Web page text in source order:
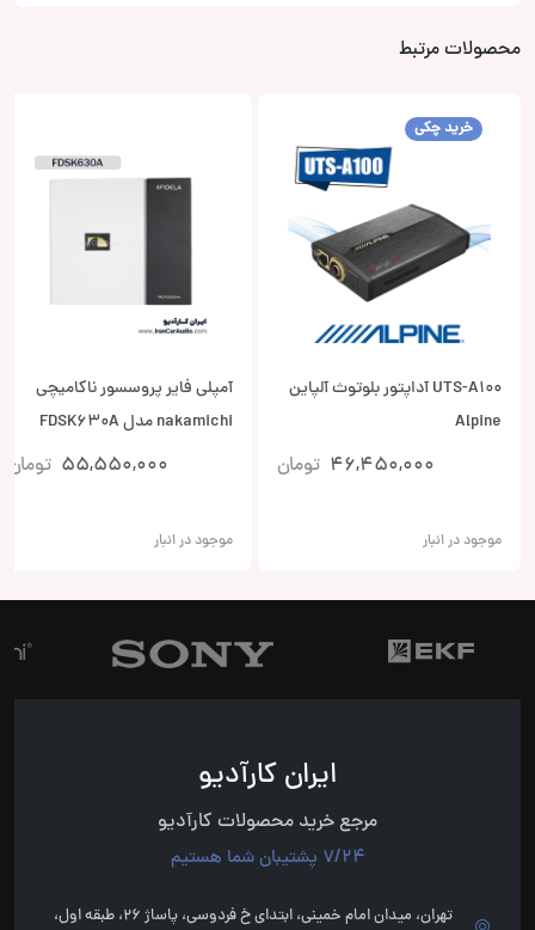
محصولات مرتبط
خرید چکی
UTS-A100 آداپتور بلوتوث آلپاین
Alpine
46,450,000 تومان
موجود در انبار
آمپلی فایر پروسسور ناکامیچی
nakamichi مدل FDSK630A
55,550,000 تومان
موجود در انبار
ایران کارآدیو
مرجع خرید محصولات کارآدیو
7/24 پشتیبان شما هستیم
تهران، میدان امام خمینی، ابتدای خ فردوسی، پاساژ 26، طبقه اول،